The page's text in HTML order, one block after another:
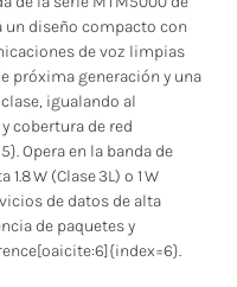
un diseño compacto con
de voz limpias
próxima generación y una
igualando al
cobertura de red
Opera en la banda de
W (Clase 3L) o 1 W
de datos de alta
de paquetes y